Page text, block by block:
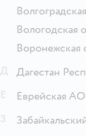
Вологодская
Воронежская
Дагестан
Еврейская АО